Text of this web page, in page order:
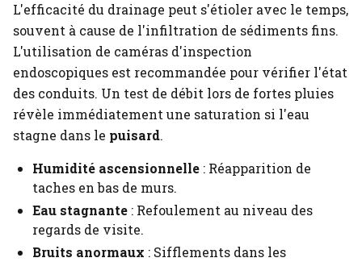
L'efficacité du drainage peut s'étioler avec le temps,
souvent à cause de l'infiltration de sédiments fins.
L'utilisation de caméras d'inspection
endoscopiques est recommandée pour vérifier l'état
des conduits. Un test de débit lors de fortes pluies
révèle immédiatement une saturation si l'eau
stagne dans le puisard.
Humidité ascensionnelle : Réapparition de
taches en bas de murs.
Eau stagnante : Refoulement au niveau des
regards de visite.
Bruits anormaux : Sifflements dans les